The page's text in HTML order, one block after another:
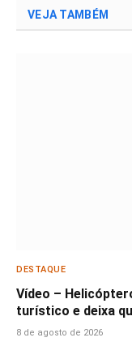
VEJA TAMBÉM
DESTAQUE
Vídeo –
turístico e deixa
8 de agosto de 2026